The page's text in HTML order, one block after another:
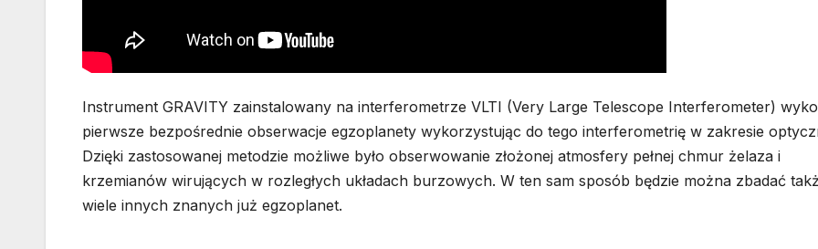
Instrument GRAVITY zainstalowany na interferometrze VLTI (Very Large Telescope Interferometer)
pierwsze bezpośrednie obserwacje egzoplanety wykorzystując do tego interferometrię w zakresie
Dzięki zastosowanej metodzie możliwe było obserwowanie złożonej atmosfery pełnej chmur żelaza i
krzemianów wirujących w rozległych układach burzowych. W ten sam sposób będzie można zbadać
wiele innych znanych już egzoplanet.